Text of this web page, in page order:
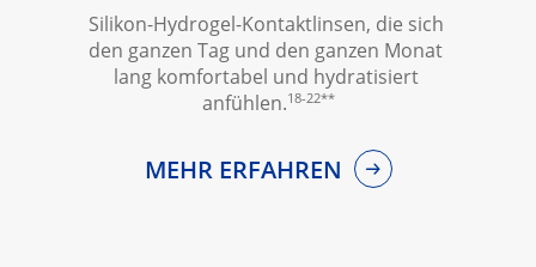
Silikon-Hydrogel-Kontaktlinsen, die sich
den ganzen Tag und den ganzen Monat
lang komfortabel und hydratisiert
anfühlen.18-22**
MEHR ERFAHREN